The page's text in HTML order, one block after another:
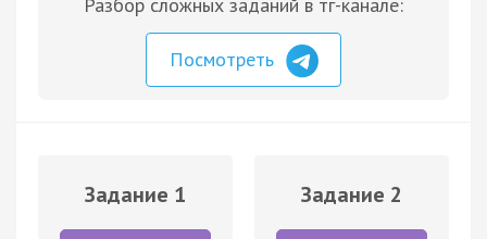
Посмотреть
Задание 1 Задание 2